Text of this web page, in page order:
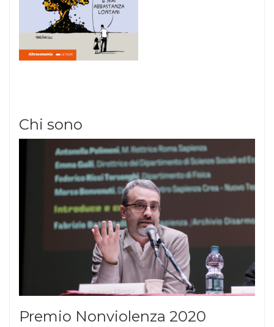
Chi sono
Premio Nonviolenza 2020